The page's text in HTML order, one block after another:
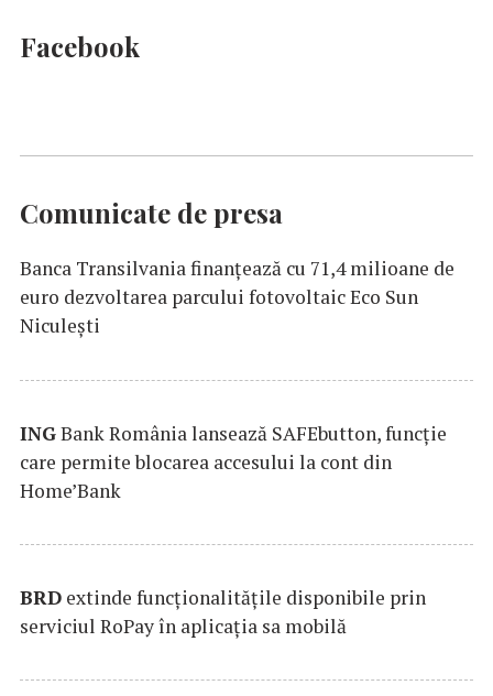
Facebook
Comunicate de presa
Banca Transilvania finanțează cu 71,4 milioane de
euro dezvoltarea parcului fotovoltaic Eco Sun
Niculești
INGBank România lansează SAFEbutton, funcţie
care permite blocarea accesului la cont din
Home’Bank
BRD extinde funcţionalităţile disponibile prin
serviciul RoPay în aplicaţia sa mobilă